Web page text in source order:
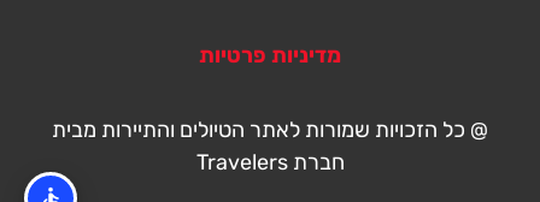
מדיניות פרטיות
@ כל הזכויות שמורות לאתר הטיולים והתיירות מבית
חברת Travelers